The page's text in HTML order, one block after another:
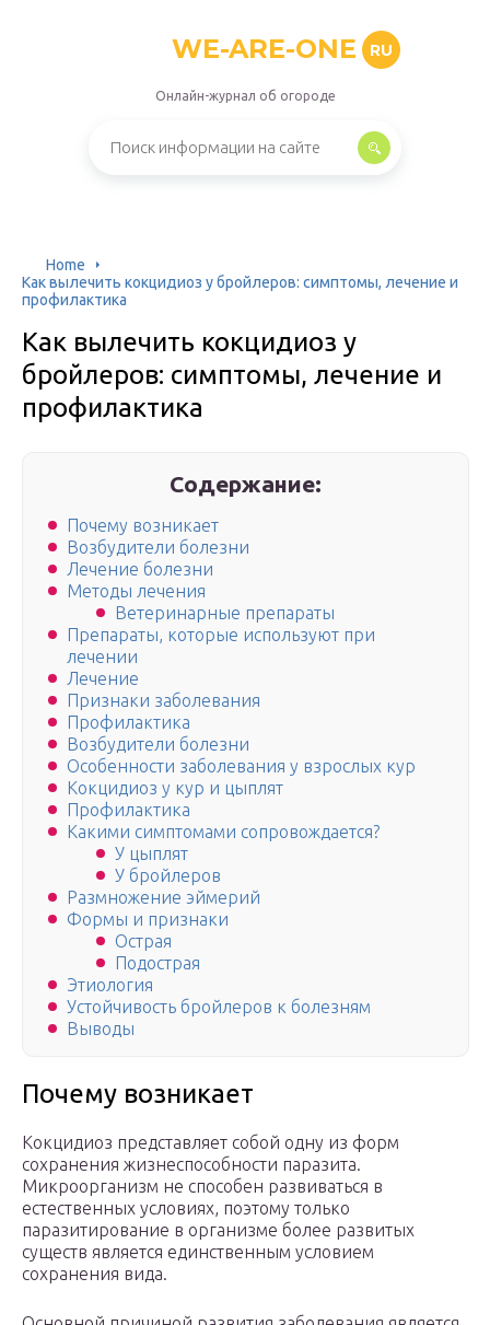
WE-ARE-ONE RU
Онлайн-журнал об огороде
Home
Как вылечить кокцидиоз у бройлеров: симптомы, лечение и
профилактика
Как вылечить кокцидиоз у
бройлеров: симптомы, лечение и
профилактика
Содержание:
Почему возникает
Возбудители болезни
Лечение болезни
Методы лечения
Ветеринарные препараты
Препараты, которые используют при
лечении
Лечение
Признаки заболевания
Профилактика
Возбудители болезни
Особенности заболевания у взрослых кур
Кокцидиоз у кур и цыплят
Профилактика
Какими симптомами сопровождается?
У цыплят
У бройлеров
Размножение эймерий
Формы и признаки
Острая
Подострая
Этиология
Устойчивость бройлеров к болезням
Выводы
Почему возникает
Кокцидиоз представляет собой одну из форм
сохранения жизнеспособности паразита.
Микроорганизм не способен развиваться в
естественных условиях, поэтому только
паразитирование в организме более развитых
существ является единственным условием
сохранения вида.